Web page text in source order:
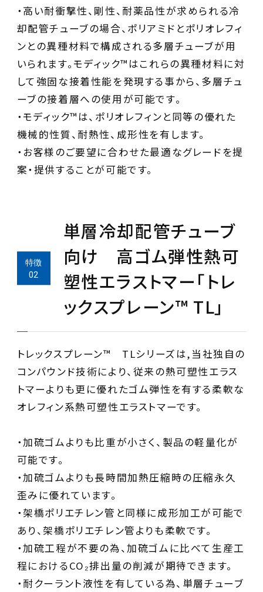
・高い耐衝撃性、剛性、耐薬品性が求められる冷
却配管チューブの場合、ポリアミドとポリオレフィ
ンとの異種材料で構成される多層チューブが用
いられます。モディック™はこれらの異種材料に対
して強固な接着性能を発現する事から、多層チュ
ーブの接着層への使用が可能です。
・モディック™は、ポリオレフィンと同等の優れた
機械的性質、耐熱性、成形性を有します。
・お客様のご要望に合わせた最適なグレードを提
案・提供することが可能です。
単層冷却配管チューブ
向け 高ゴム弾性熱可
塑性エラストマー「トレ
ックスプレーン™ TL」
トレックスプレーン™ TLシリーズは,当社独自の
コンパウンド技術により、従来の熱可塑性エラス
トマーよりも更に優れたゴム弾性を有する柔軟な
オレフィン系熱可塑性エラストマーです。
・加硫ゴムよりも比重が小さく、製品の軽量化が
可能です。
・加硫ゴムよりも長時間加熱圧縮時の圧縮永久
歪みに優れています。
・架橋ポリエチレン管と同様に成形加工が可能で
あり、架橋ポリエチレン管よりも柔軟です。
・加硫工程が不要の為、加硫ゴムに比べて生産工
程におけるCO₂排出量の削減が期待できます。
・耐クーラント液性を有している為、単層チューブ